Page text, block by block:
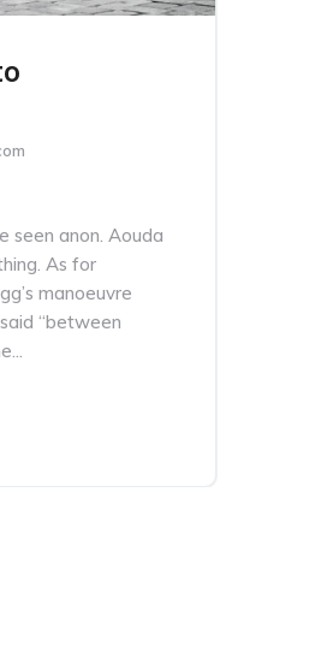
seen anon. Aouda
As for
manoeuvre
“between